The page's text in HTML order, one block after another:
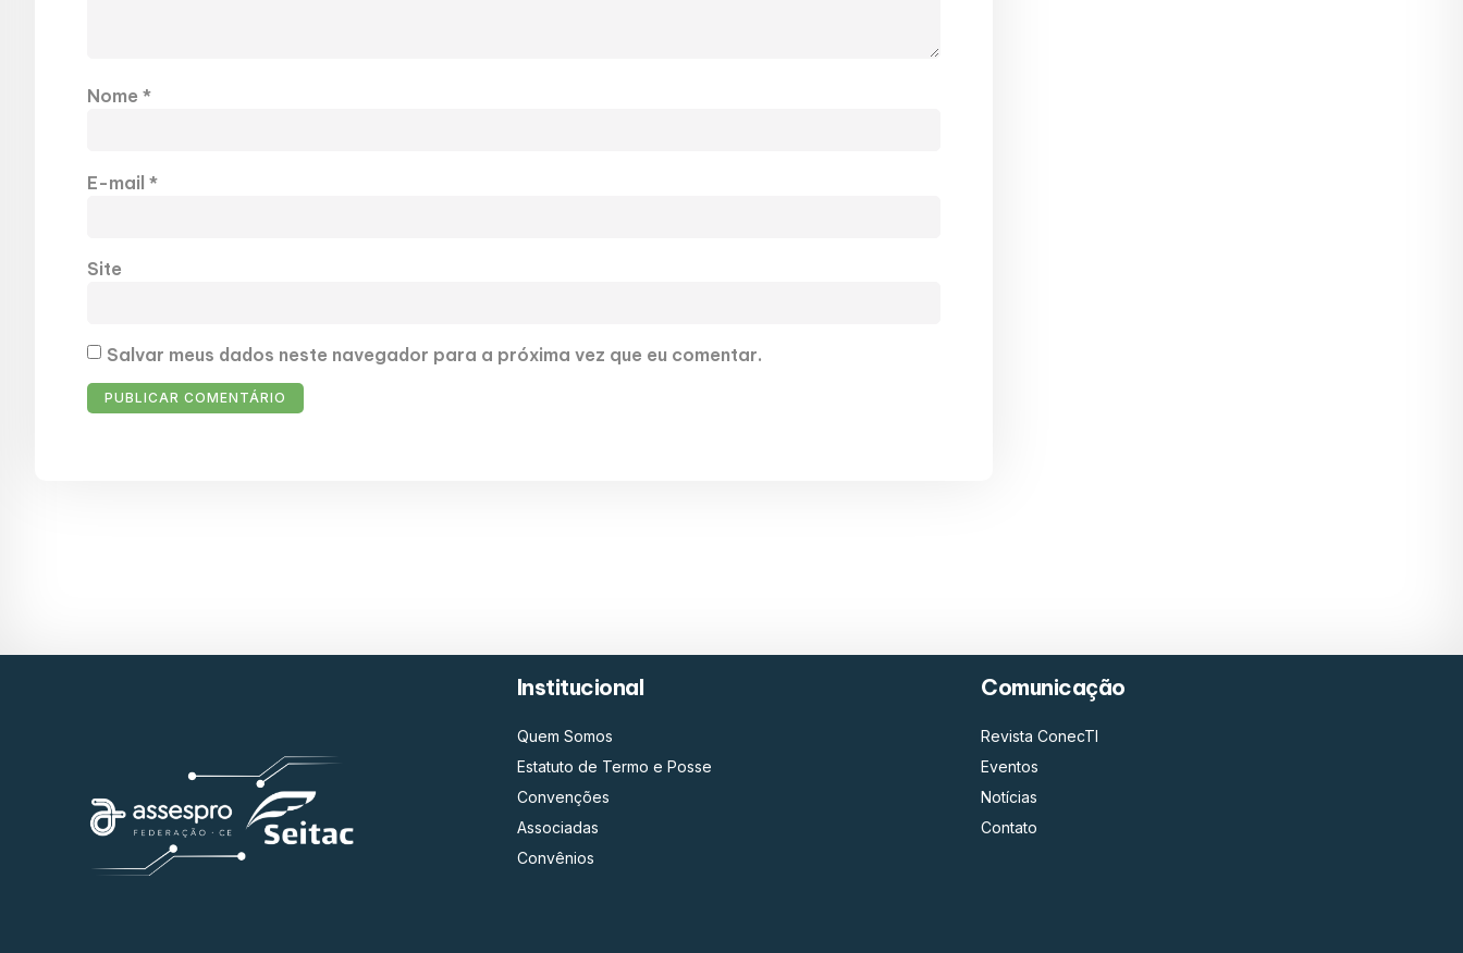
Nome *
E-mail *
Site
Salvar meus dados neste navegador para a próxima vez que eu comentar.
Institucional
Quem Somos
Estatuto de Termo e Posse
Convenções
Associadas
Convênios
Comunicação
Revista ConecTI
Eventos
Notícias
Contato